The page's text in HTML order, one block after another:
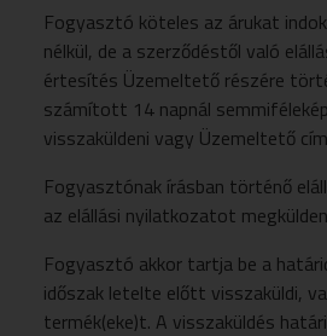
Fogyasztó köteles az árukat
nélkül, de a szerződéstől való
értesítés Üzemeltető részére
számított 14 napnál
visszaküldeni vagy Üzemeltető
Fogyasztónak írásban történő
az elállási nyilatkozatot
Fogyasztó akkor tartja be a
időszak letelte előtt visszaküldi,
termék(eke)t. A visszaküldés